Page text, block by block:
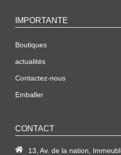
IMPORTANTE
Boutiques
actualités
Contactez-nous
Emballer
CONTACT
13, Av. de la nation,